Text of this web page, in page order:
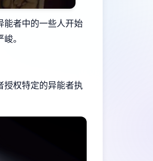
能者中的一些人开始
。
授权特定的异能者执